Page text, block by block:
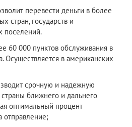
перевести деньги в более
стран, государств и
поселений.
60 000 пунктов обслуживания в
Осуществляется в американских
срочную и надежную
страны ближнего и дальнего
оптимальный процент
отправление;